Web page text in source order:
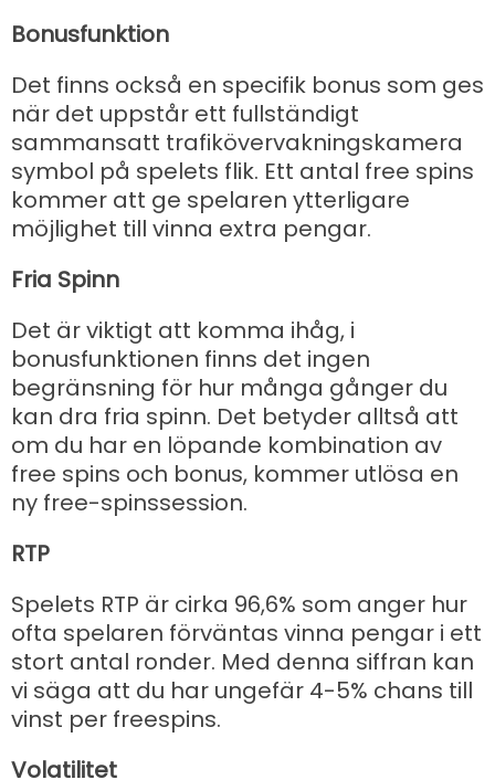
Bonusfunktion
Det finns också en specifik bonus som ges
när det uppstår ett fullständigt
sammansatt trafikövervakningskamera
symbol på spelets flik. Ett antal free spins
kommer att ge spelaren ytterligare
möjlighet till vinna extra pengar.
Fria Spinn
Det är viktigt att komma ihåg, i
bonusfunktionen finns det ingen
begränsning för hur många gånger du
kan dra fria spinn. Det betyder alltså att
om du har en löpande kombination av
free spins och bonus, kommer utlösa en
ny free-spinssession.
RTP
Spelets RTP är cirka 96,6% som anger hur
ofta spelaren förväntas vinna pengar i ett
stort antal ronder. Med denna siffran kan
vi säga att du har ungefär 4-5% chans till
vinst per freespins.
Volatilitet